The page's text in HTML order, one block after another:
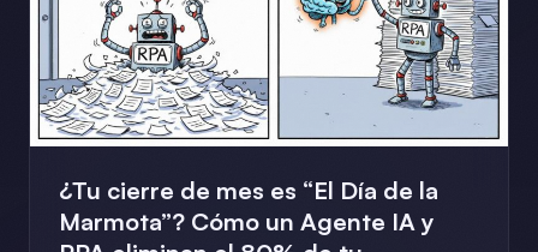
¿Tu cierre de mes es “El Día de la
Marmota”? Cómo un Agente IA y